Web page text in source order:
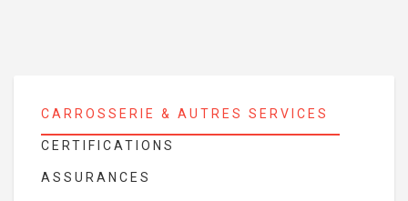
CARROSSERIE & AUTRES SERVICES
CERTIFICATIONS
ASSURANCES